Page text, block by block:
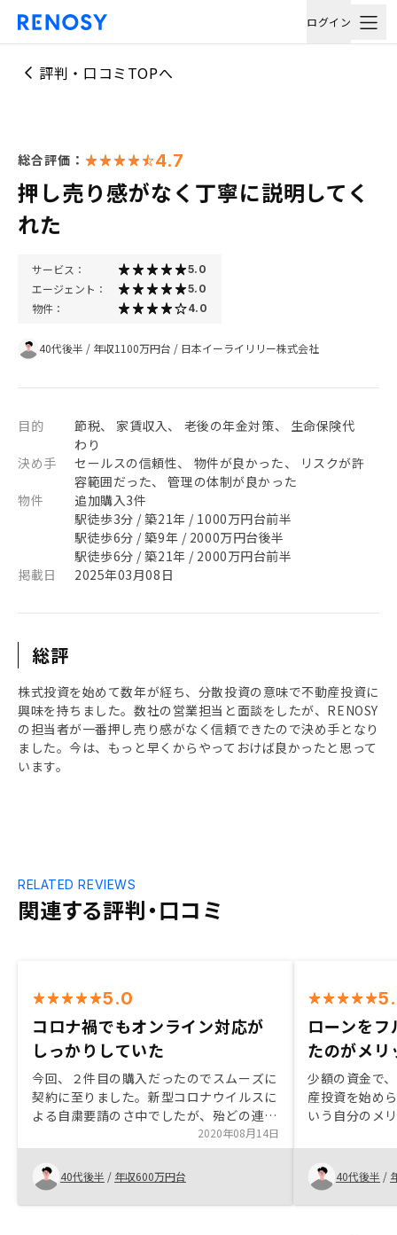
ログイン
評判・口コミTOPへ
総合評価： 4.7
押し売り感がなく丁寧に説明してく
れた
サービス： 5.0
エージェント： 5.0
物件： 4.0
40代後半 / 年収1100万円台 / 日本イーライリリー株式会社
目的
節税、 家賃収入、 老後の年金対策、 生命保険代
わり
決め手
セールスの信頼性、 物件が良かった、 リスクが許
容範囲だった、 管理の体制が良かった
物件
追加購入3件
駅徒歩3分 / 築21年 / 1000万円台前半
駅徒歩6分 / 築9年 / 2000万円台後半
駅徒歩6分 / 築21年 / 2000万円台前半
掲載日
2025年03月08日
総評
株式投資を始めて数年が経ち、分散投資の意味で不動産投資に
興味を持ちました。数社の営業担当と面談をしたが、RENOSY
の担当者が一番押し売り感がなく信頼できたので決め手となり
ました。今は、もっと早くからやっておけば良かったと思って
います。
関連する評判・口コミ
RELATED REVIEWS
5.0
コロナ禍でもオンライン対応が
しっかりしていた
今回、２件目の購入だったのでスムーズに
契約に至りました。新型コロナウイルスに
よる自粛要請のさ中でしたが、殆どの連絡
や手続きをオンラインで行えて、感染リス
クに対しても安心感がありました。そし
て、最終的な決め手はエージェントがしっ
かり向かい合ってくれている事でしょう
か。
2020年08月14日
40代後半 / 年収600万円台
ローンを
たのがメリ
少額の資金で
産投資を始め
いう自分のメ
生命保険代わ
も考えて購入
40代後半 /